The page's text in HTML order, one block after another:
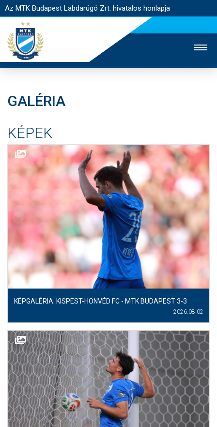
Az MTK Budapest Labdarúgó Zrt. hivatalos honlapja
JEGYÉRTÉKESÍTÉS
EGYESÜLET
KAPCSOLAT
NYITÓLAP
HÍREK
CSAPATOK
MÉRKŐZÉSEK
KLUB
GALÉRIA
SZURKOLÓI ÉLMÉNYEK
GALÉRIA
KÉPEK
KÉPGALÉRIA: KISPEST-HONVÉD FC - MTK BUDAPEST 3-3
2026.08.02